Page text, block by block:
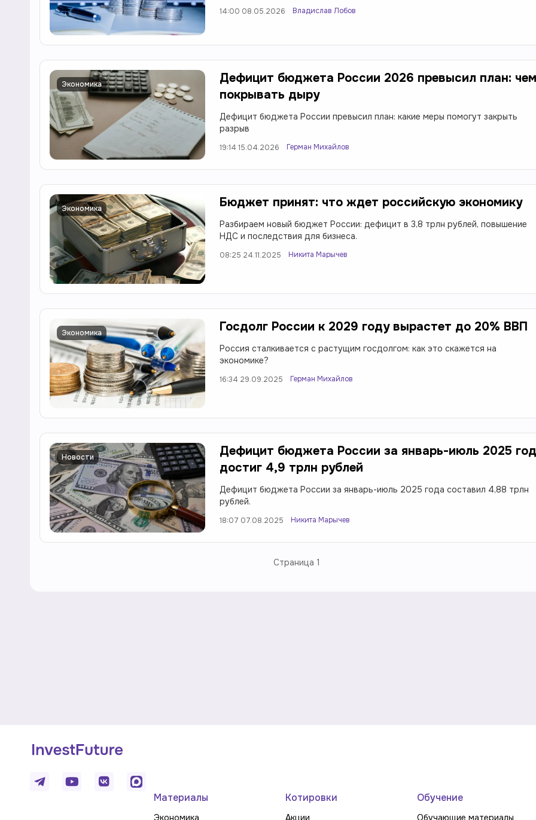
14:00 08.05.2026 Владислав Лобов
Экономика
Дефицит бюджета России 2026 превысил план: чем
покрывать дыру
Дефицит бюджета России превысил план: какие меры помогут закрыть
разрыв
19:14 15.04.2026 Герман Михайлов
Экономика Бюджет принят: что ждет российскую экономику
Разбираем новый бюджет России: дефицит в 3,8 трлн рублей, повышение
НДС и последствия для бизнеса.
08:25 24.11.2025 Никита Марычев
Экономика Госдолг России к 2029 году вырастет до 20% ВВП
Россия сталкивается с растущим госдолгом: как это скажется на
экономике?
16:34 29.09.2025 Герман Михайлов
Новости
Дефицит бюджета России за январь-июль 2025
достиг 4,9 трлн рублей
Дефицит бюджета России за январь-июль 2025 года составил 4,88 трлн
рублей.
18:07 07.08.2025 Никита Марычев
Страница 1
Материалы
Экономика
Котировки
Акции
Обучение
Обучающие материалы